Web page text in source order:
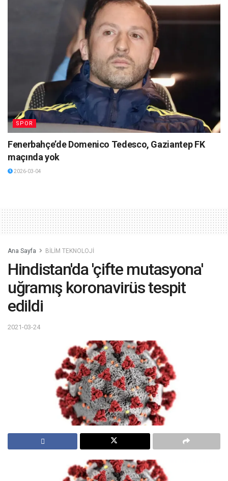
SPOR
Fenerbahçe’de Domenico Tedesco, Gaziantep FK
maçında yok
2026-03-04
Ana Sayfa BİLİM TEKNOLOJİ
Hindistan'da 'çifte mutasyona'
uğramış koronavirüs tespit
edildi
2021-03-24